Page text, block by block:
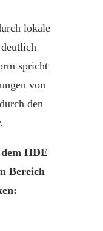
lokale
spricht
von
den
HDE
Bereich